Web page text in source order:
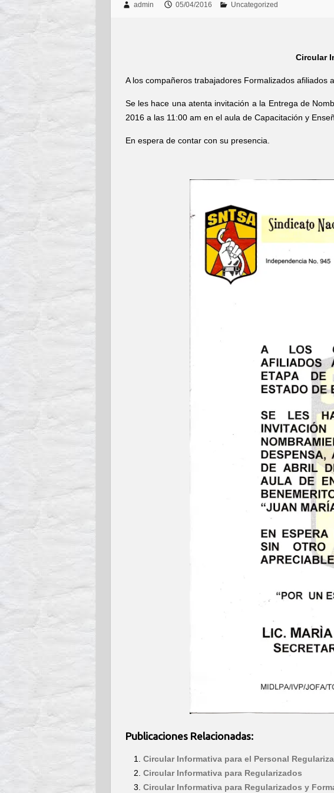
admin 05/04/2016 Uncategorized
Circular
A los compañeros trabajadores Formalizados afiliados
Se les hace una atenta invitación a la Entrega de
2016 a las 11:00 am en el aula de Capacitación y
En espera de contar con su presencia.
Publicaciones Relacionadas:
Circular Informativa para el Personal
Circular Informativa para Regularizados
Circular Informativa para Regularizados y